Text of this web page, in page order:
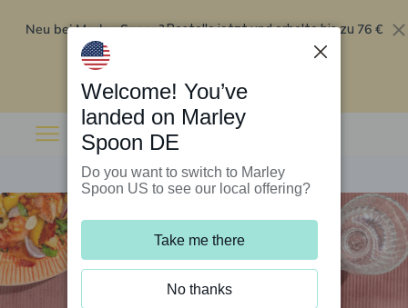
Neu bei Marley Spoon?Bestelle jetzt und erhalte bis zu 76 €
Rabatt auf deine ersten fünf Boxen
Welcome! You’ve
landed on Marley
Spoon DE
Do you want to switch to Marley
Spoon US to see our local offering?
Take me there
No thanks